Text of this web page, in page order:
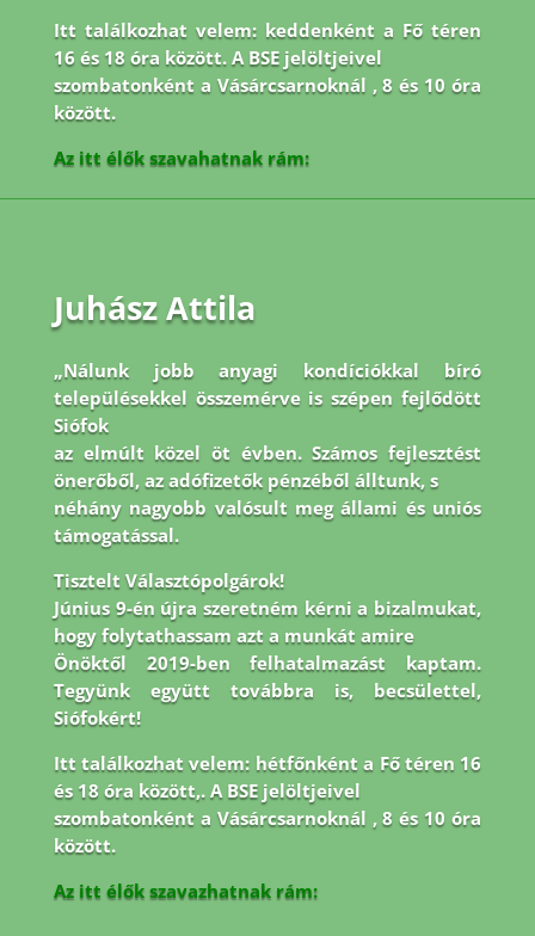
Itt találkozhat velem: keddenként a Fő téren
16 és 18 óra között. A BSE jelöltjeivel
szombatonként a Vásárcsarnoknál , 8 és 10 óra
között.
Az itt élők szavahatnak rám:
Juhász Attila
„Nálunk jobb anyagi kondíciókkal bíró
településekkel összemérve is szépen fejlődött
Siófok
az elmúlt közel öt évben. Számos fejlesztést
önerőből, az adófizetők pénzéből álltunk, s
néhány nagyobb valósult meg állami és uniós
támogatással.
Tisztelt Választópolgárok!
Június 9-én újra szeretném kérni a bizalmukat,
hogy folytathassam azt a munkát amire
Önöktől 2019-ben felhatalmazást kaptam.
Tegyünk együtt továbbra is, becsülettel,
Siófokért!
Itt találkozhat velem: hétfőnként a Fő téren 16
és 18 óra között,. A BSE jelöltjeivel
szombatonként a Vásárcsarnoknál , 8 és 10 óra
között.
Az itt élők szavazhatnak rám: